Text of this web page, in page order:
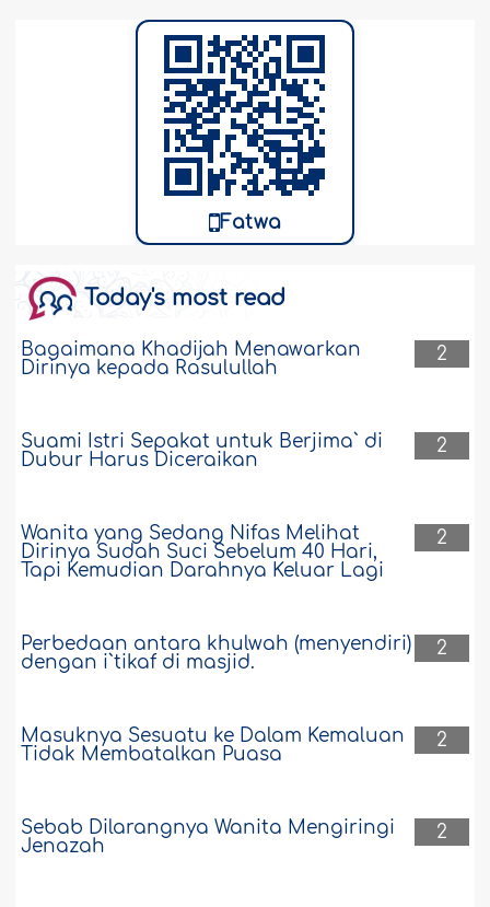
hartanya dengan maksud itu sebagai
hadiah (pemberian) darinya ?..
Selengkapnya
Lima Hak yang Berkaitan dengan Harta
Hak-hak apa yang berkaitan dengan
rinciannya beserta dalil dari Al-Qur’an
dan Sunah. ..Selengkapnya
21998 20-7-2026
Bank Merupakan Syarat Sahnya
Murabahah
Saya meminta kepada bank agar
membelikan saya sebuah mobil. Bank
meminta saya membawa bukti harga
kesepakatan tentang angsuran, tempo
waktu, serta besar keuntungan yang
diperoleh bank, bank memberi saya
Bersama..
Selengkapnya
6945 2-7-2026
Mushaf yang Ada di Mesjid tidak Boleh
Diberikan kepada Orang Lain
Fatwa
Today's most read
2
Bagaimana Khadijah Menawarkan
Dirinya kepada Rasulullah
2
Suami Istri Sepakat untuk Berjima` di
Dubur Harus Diceraikan
2
Wanita yang Sedang Nifas Melihat
Dirinya Sudah Suci Sebelum 40 Hari,
Tapi Kemudian Darahnya Keluar Lagi
2
Perbedaan antara khulwah (menyendiri)
dengan i`tikaf di masjid.
2
Masuknya Sesuatu ke Dalam Kemaluan
Tidak Membatalkan Puasa
2
Sebab Dilarangnya Wanita Mengiringi
Jenazah